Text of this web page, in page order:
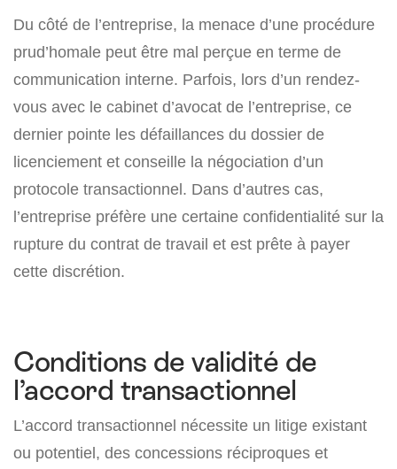
Du côté de l’entreprise, la menace d’une procédure
prud’homale peut être mal perçue en terme de
communication interne. Parfois, lors d’un rendez-
vous avec le cabinet d’avocat de l’entreprise, ce
dernier pointe les défaillances du dossier de
licenciement et conseille la négociation d’un
protocole transactionnel. Dans d’autres cas,
l’entreprise préfère une certaine confidentialité sur la
rupture du contrat de travail et est prête à payer
cette discrétion.
Conditions de validité de
l’accord transactionnel
L’accord transactionnel nécessite un litige existant
ou potentiel, des concessions réciproques et